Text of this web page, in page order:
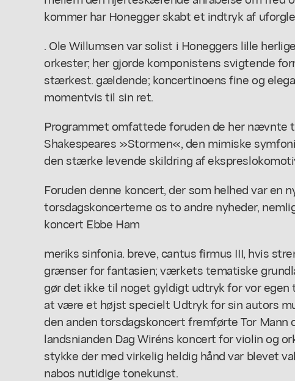
kommer har Honegger skabt et indtryk af
. Ole Willumsen var solist i Honeggers lille
orkester; her gjorde komponistens svigtende
stærkest. gældende; koncertinoens fine og
momentvis til sin ret.
Programmet omfattede foruden de her nævnte
Shakespeares »Stormen«, den mimiske
den stærke levende skildring af
Foruden denne koncert, der som helhed var en
torsdagskoncerterne os to andre nyheder,
koncert Ebbe Ham
meriks sinfonia. breve, cantus firmus III, hvis
grænser for fantasien; værkets tematiske
gør det ikke til noget gyldigt udtryk for vor
at være et højst specielt Udtryk for sin autors
den anden torsdagskoncert fremførte Tor Mann
landsnianden Dag Wiréns koncert for violin og
stykke der med virkelig heldig hånd var blevet
nabos nutidige tonekunst.